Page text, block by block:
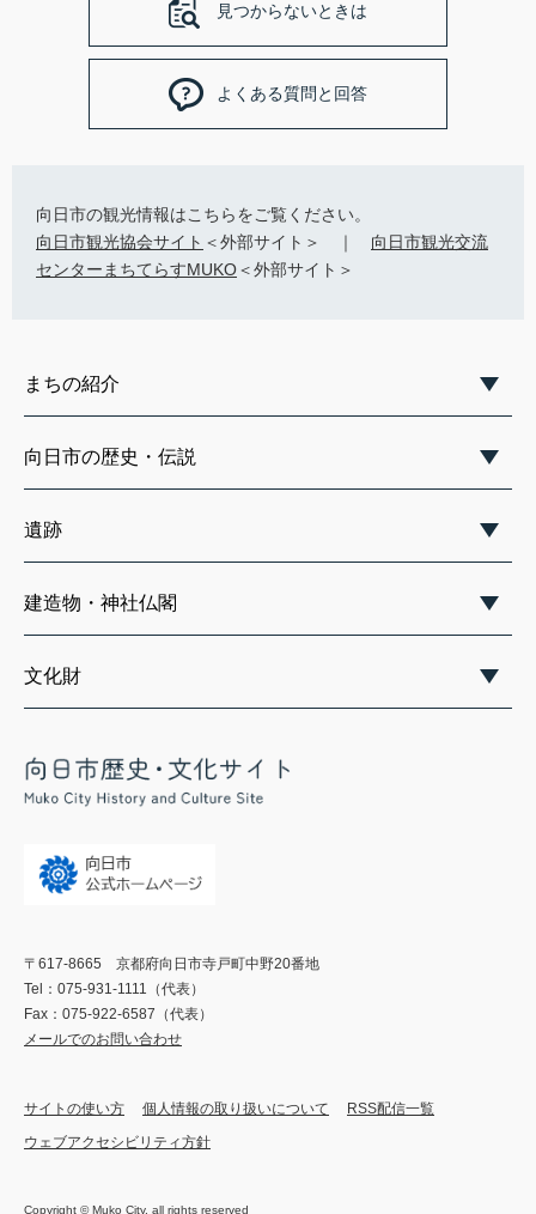
見つからないときは
よくある質問と回答
向日市の観光情報はこちらをご覧ください。
向日市観光協会サイト ＜外部サイト＞ ｜ 向日市観光交流
センターまちてらすMUKO＜外部サイト＞
まちの紹介
向日市の歴史・伝説
遺跡
建造物・神社仏閣
文化財
〒617-8665 京都府向日市寺戸町中野20番地
Tel：075-931-1111（代表）
Fax：075-922-6587（代表）
メールでのお問い合わせ
サイトの使い方 個人情報の取り扱いについて
RSS配信一覧
ウェブアクセシビリティ方針
Copyright © Muko City. all rights reserved